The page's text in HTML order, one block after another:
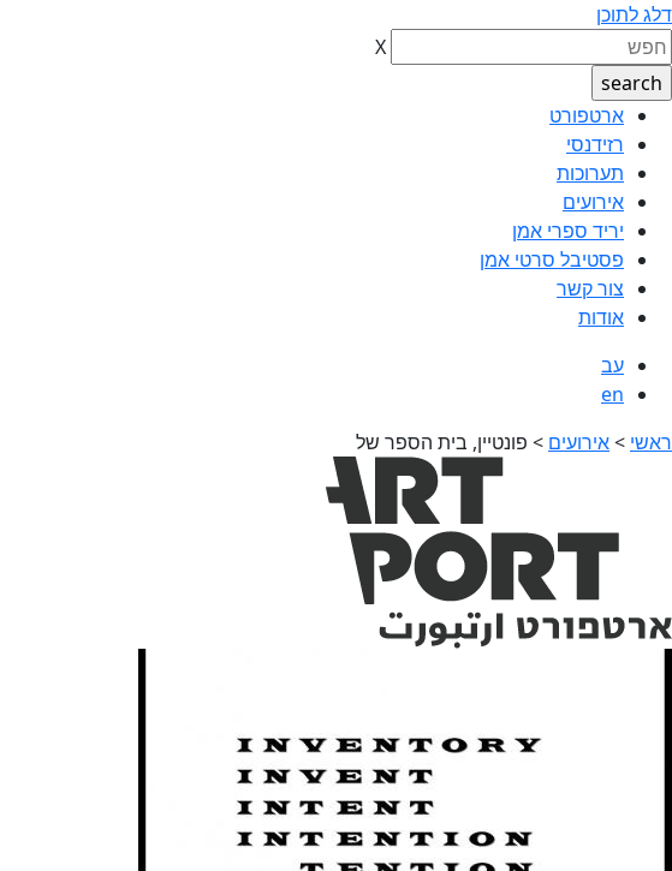
דלג לתוכן
X
ארטפורט
רזידנסי
תערוכות
אירועים
יריד ספרי אמן
פסטיבל סרטי אמן
צור קשר
אודות
עב
en
ראשי >אירועים > פונטיין, בית הספר של